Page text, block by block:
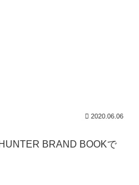
2020.06.06
BRAND BOOKで